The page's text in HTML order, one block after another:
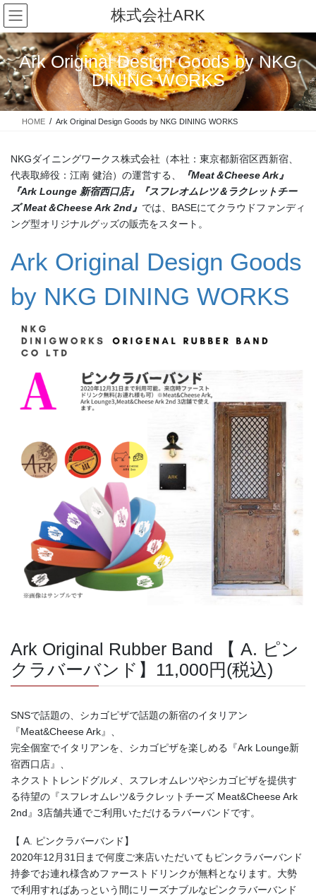
コ
ン
テ
ン
ツ
に
移
動
ナ
ビ
ゲ
ー
シ
ョ
ン
に
株式会社ARK
Ark Original Design Goods by NKG
DINING WORKS
HOME Ark Original Design Goods by NKG DINING WORKS
NKGダイニングワークス株式会社（本社：東京都新宿区西新宿、
代表取締役：江南 健治）の運営する、
『Meat＆Cheese Ark』
『Ark Lounge 新宿西口店』『スフレオムレツ＆ラクレットチー
ズ Meat＆Cheese Ark 2nd』 では、BASEにてクラウドファンディ
ング型オリジナルグッズの販売をスタート。
Ark Original Design Goods
by NKG DINING WORKS
Ark Original Rubber Band 【 A. ピン
クラバーバンド】11,000円(税込)
SNSで話題の、シカゴピザで話題の新宿のイタリアン
『Meat&Cheese Ark』、
完全個室でイタリアンを、シカゴピザを楽しめる『Ark Lounge新
宿西口店』、
ネクストトレンドグルメ、スフレオムレツやシカゴピザを提供す
る待望の『スフレオムレツ&ラクレットチーズ Meat&Cheese Ark
2nd』3店舗共通でご利用いただけるラバーバンドです。
【 A. ピンクラバーバンド】
2020年12月31日まで何度ご来店いただいてもピンクラバーバンド
持参でお連れ様含めファーストドリンクが無料となります。大勢
で利用すればあっという間にリーズナブルなピンクラバーバンド